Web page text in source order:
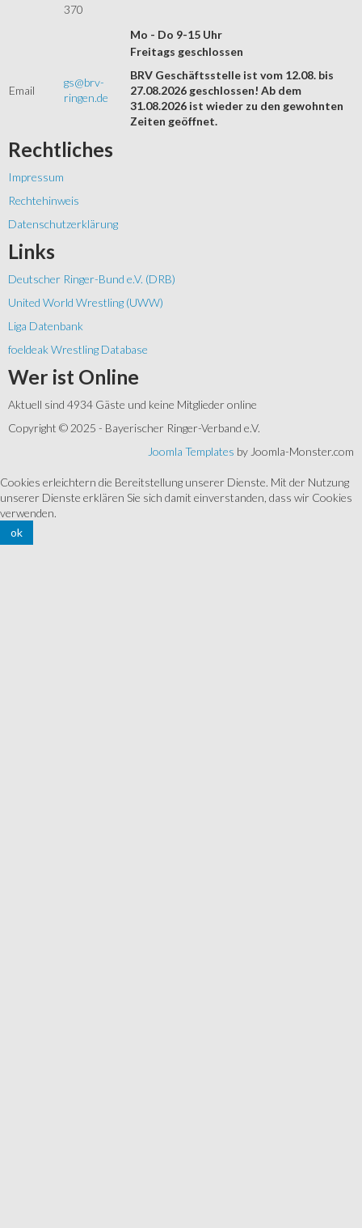
370
Mo - Do 9-15 Uhr
Email
gs@brv-
ringen.de
Freitags geschlossen
BRV Geschäftsstelle ist vom 12.08. bis
27.08.2026 geschlossen! Ab dem
31.08.2026 ist wieder zu den gewohnten
Zeiten geöffnet.
Rechtliches
Impressum
Rechtehinweis
Datenschutzerklärung
Links
Deutscher Ringer-Bund e.V. (DRB)
United World Wrestling (UWW)
Liga Datenbank
foeldeak Wrestling Database
Wer ist Online
Aktuell sind 4934 Gäste und keine Mitglieder online
Copyright © 2025 - Bayerischer Ringer-Verband e.V.
Joomla Templates by Joomla-Monster.com
Cookies erleichtern die Bereitstellung unserer Dienste. Mit der Nutzung
unserer Dienste erklären Sie sich damit einverstanden, dass wir Cookies
verwenden.
ok